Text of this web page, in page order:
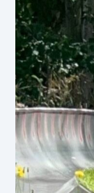
或其他
*我們
*不可
*[參加
限制：
*國中
要監護
*无法
务
*不允
子、高